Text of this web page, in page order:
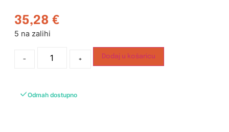
35,28 €
5 na zalihi
- + Dodaj u košaricu
Odmah dostupno